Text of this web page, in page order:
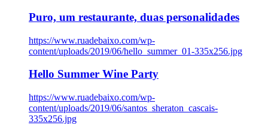
Puro, um restaurante, duas personalidades
https://www.ruadebaixo.com/wp-
content/uploads/2019/06/hello_summer_01-335x256.jpg
Hello Summer Wine Party
https://www.ruadebaixo.com/wp-
content/uploads/2019/06/santos_sheraton_cascais-
335x256.jpg